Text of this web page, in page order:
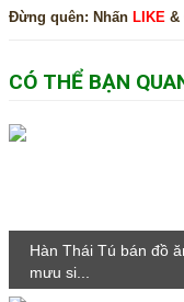
Đừng quên: Nhấn LIKE &
CÓ THỂ BẠN
Hàn Thái Tú bán đồ
mưu si...